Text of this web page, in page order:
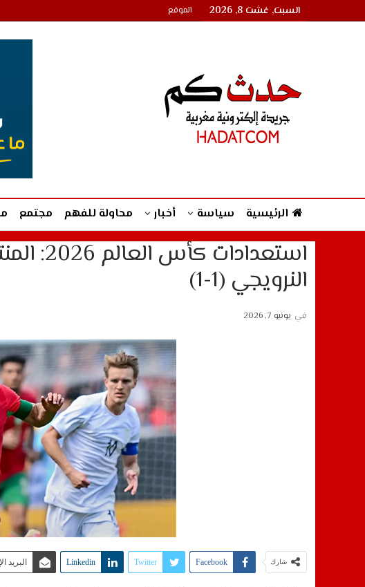
السبت, غشت 8, 2026 الموقع
الرئيسية سياسة أخبار محاولة للفهم مجتمع
النرويجي (1-1)
في يونيو 7, 2026
شارك Facebook
Twitter
Linkedin البريد